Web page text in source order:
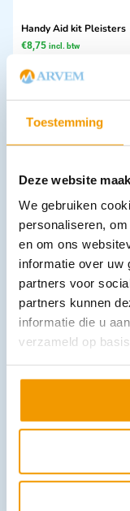
Toestemming
Deze website
We gebruiken
personaliseren,
en om ons
informatie over uw
partners voor
partners kunnen
informatie die u
verzameld op
Handy Aid kit Pleisters
€8,75 incl. btw
Pleisterdispenser
€21,65 incl. btw
19.86 excl. btw